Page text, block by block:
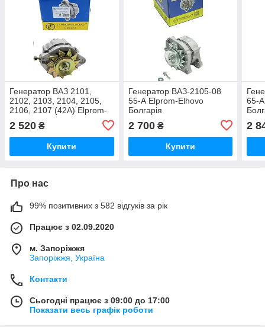
Генератор ВАЗ 2101,
2102, 2103, 2104, 2105,
2106, 2107 (42А) Elprom-
2 520 ₴
Купити
Генератор ВАЗ-2105-08
55-А Elprom-Elhovo
Болгарія
2 700₴
Купити
65-
2
Про нас
99% позитивних з 582 відгуків за рік
Працює з 02.09.2020
м. Запоріжжя
Запоріжжя, Україна
Контакти
Сьогодні працює з 09:00 до 17:00
Показати весь графік роботи